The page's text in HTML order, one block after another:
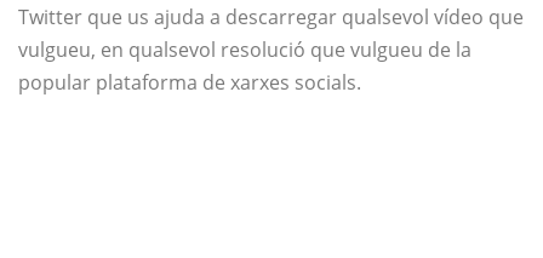
Twitter que us ajuda a descarregar qualsevol vídeo que
vulgueu, en qualsevol resolució que vulgueu de la
popular plataforma de xarxes socials.